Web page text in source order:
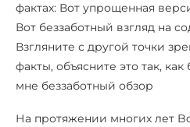
фактах: Вот упрощенная
Вот беззаботный взгляд на
Взгляните с другой точки
факты, объясните это так,
мне беззаботный обзор
На протяжении многих лет